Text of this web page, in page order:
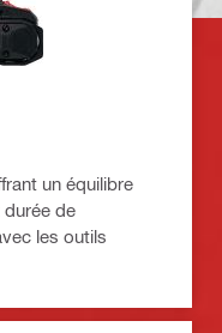
un équilibre
de
les outils